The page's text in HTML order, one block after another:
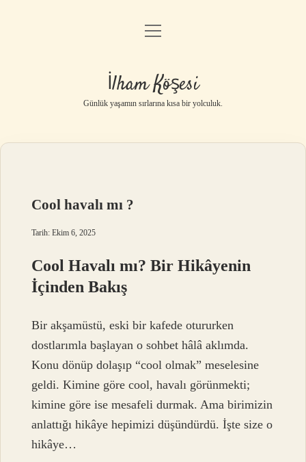
Anasayfa
Yasal Uyarı
menüyü
İlham Köşesi
Günlük yaşamın sırlarına kısa bir yolculuk.
Cool havalı mı ?
Tarih: Ekim 6, 2025
Cool Havalı mı? Bir Hikâyenin
İçinden Bakış
Bir akşamüstü, eski bir kafede otururken
dostlarımla başlayan o sohbet hâlâ aklımda.
Konu dönüp dolaşıp “cool olmak” meselesine
geldi. Kimine göre cool, havalı görünmekti;
kimine göre ise mesafeli durmak. Ama birimizin
anlattığı hikâye hepimizi düşündürdü. İşte size o
hikâye…